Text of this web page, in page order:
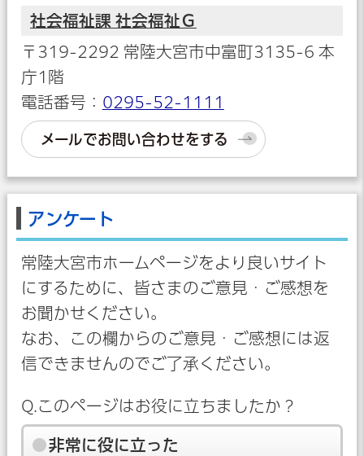
社会福祉課 社会福祉Ｇ
〒319-2292 常陸大宮市中富町3135-6 本
庁1階
電話番号： 0295-52-1111
メールでお問い合わせをする
アンケート
常陸大宮市ホームページをより良いサイト
にするために、皆さまのご意見・ご感想を
お聞かせください。
なお、この欄からのご意見・ご感想には返
信できませんのでご了承ください。
Q.このページはお役に立ちましたか？
非常に役に立った